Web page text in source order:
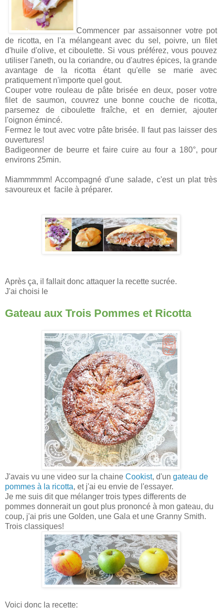
Commencer par assaisonner votre pot
de ricotta, en l'a mélangeant avec du sel, poivre, un filet
d'huile d'olive, et ciboulette. Si vous préférez, vous pouvez
utiliser l'aneth, ou la coriandre, ou d'autres épices, la grande
avantage de la ricotta étant qu'elle se marie avec
pratiquement n'importe quel gout.
Couper votre rouleau de pâte brisée en deux, poser votre
filet de saumon, couvrez une bonne couche de ricotta,
parsemez de ciboulette fraîche, et en dernier, ajouter
l'oignon émincé.
Fermez le tout avec votre pâte brisée. Il faut pas laisser des
ouvertures!
Badigeonner de beurre et faire cuire au four a 180°, pour
environs 25min.
Miammmmm! Accompagné d'une salade, c'est un plat très
savoureux et facile à préparer.
Après ça, il fallait donc attaquer la recette sucrée.
J'ai choisi le
Gateau aux Trois Pommes et Ricotta
J'avais vu une video sur la chaine Cookist, d'un gateau de
pommes à la ricotta, et j'ai eu envie de l'essayer.
Je me suis dit que mélanger trois types differents de
pommes donnerait un gout plus prononcé à mon gateau, du
coup, j'ai pris une Golden, une Gala et une Granny Smith.
Trois classiques!
Voici donc la recette: